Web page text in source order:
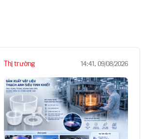
Thị trường 14:41, 09/08/2026